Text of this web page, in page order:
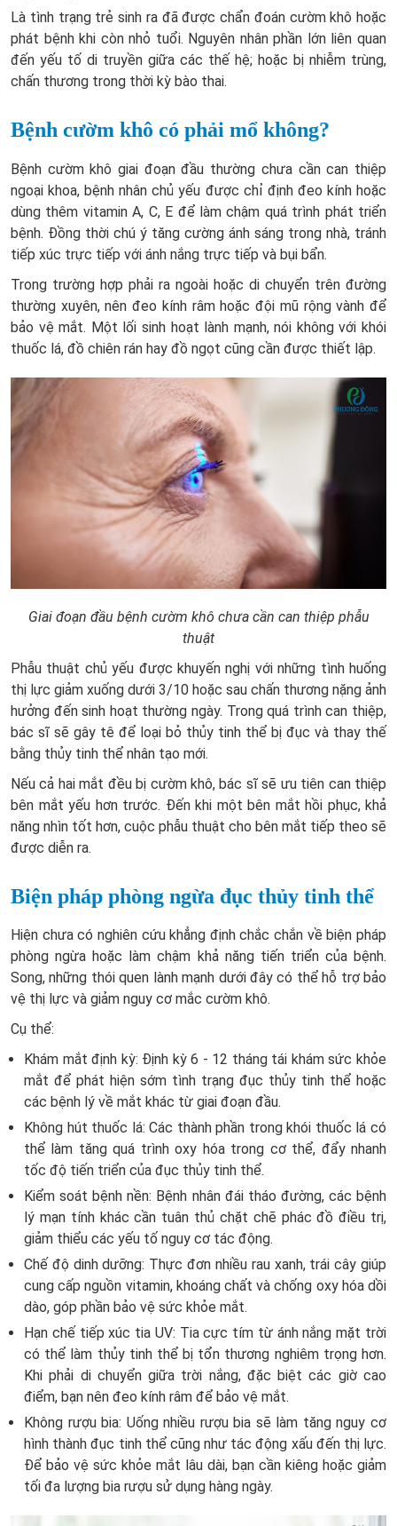
Là tình trạng trẻ sinh ra đã được chẩn đoán cườm khô hoặc
phát bệnh khi còn nhỏ tuổi. Nguyên nhân phần lớn liên quan
đến yếu tố di truyền giữa các thế hệ; hoặc bị nhiễm trùng,
chấn thương trong thời kỳ bào thai.
Bệnh cườm khô có phải mổ không?
Bệnh cườm khô giai đoạn đầu thường chưa cần can thiệp
ngoại khoa, bệnh nhân chủ yếu được chỉ định đeo kính hoặc
dùng thêm vitamin A, C, E để làm chậm quá trình phát triển
bệnh. Đồng thời chú ý tăng cường ánh sáng trong nhà, tránh
tiếp xúc trực tiếp với ánh nắng trực tiếp và bụi bẩn.
Trong trường hợp phải ra ngoài hoặc di chuyển trên đường
thường xuyên, nên đeo kính râm hoặc đội mũ rộng vành để
bảo vệ mắt. Một lối sinh hoạt lành mạnh, nói không với khói
thuốc lá, đồ chiên rán hay đồ ngọt cũng cần được thiết lập.
Giai đoạn đầu bệnh cườm khô chưa cần can thiệp phẫu
thuật
Phẫu thuật chủ yếu được khuyến nghị với những tình huống
thị lực giảm xuống dưới 3/10 hoặc sau chấn thương nặng ảnh
hưởng đến sinh hoạt thường ngày. Trong quá trình can thiệp,
bác sĩ sẽ gây tê để loại bỏ thủy tinh thể bị đục và thay thế
bằng thủy tinh thể nhân tạo mới.
Nếu cả hai mắt đều bị cườm khô, bác sĩ sẽ ưu tiên can thiệp
bên mắt yếu hơn trước. Đến khi một bên mắt hồi phục, khả
năng nhìn tốt hơn, cuộc phẫu thuật cho bên mắt tiếp theo sẽ
được diễn ra.
Biện pháp phòng ngừa đục thủy tinh thể
Hiện chưa có nghiên cứu khẳng định chắc chắn về biện pháp
phòng ngừa hoặc làm chậm khả năng tiến triển của bệnh.
Song, những thói quen lành mạnh dưới đây có thể hỗ trợ bảo
vệ thị lực và giảm nguy cơ mắc cườm khô.
Cụ thể:
Khám mắt định kỳ: Định kỳ 6 - 12 tháng tái khám sức khỏe
mắt để phát hiện sớm tình trạng đục thủy tinh thể hoặc
các bệnh lý về mắt khác từ giai đoạn đầu.
Không hút thuốc lá: Các thành phần trong khói thuốc lá có
thể làm tăng quá trình oxy hóa trong cơ thể, đẩy nhanh
tốc độ tiến triển của đục thủy tinh thể.
Kiểm soát bệnh nền: Bệnh nhân đái tháo đường, các bệnh
lý mạn tính khác cần tuân thủ chặt chẽ phác đồ điều trị,
giảm thiểu các yếu tố nguy cơ tác động.
Chế độ dinh dưỡng: Thực đơn nhiều rau xanh, trái cây giúp
cung cấp nguồn vitamin, khoáng chất và chống oxy hóa dồi
dào, góp phần bảo vệ sức khỏe mắt.
Hạn chế tiếp xúc tia UV: Tia cực tím từ ánh nắng mặt trời
có thể làm thủy tinh thể bị tổn thương nghiêm trọng hơn.
Khi phải di chuyển giữa trời nắng, đặc biệt các giờ cao
điểm, bạn nên đeo kính râm để bảo vệ mắt.
Không rượu bia: Uống nhiều rượu bia sẽ làm tăng nguy cơ
hình thành đục tinh thể cũng như tác động xấu đến thị lực.
Để bảo vệ sức khỏe mắt lâu dài, bạn cần kiêng hoặc giảm
tối đa lượng bia rượu sử dụng hàng ngày.